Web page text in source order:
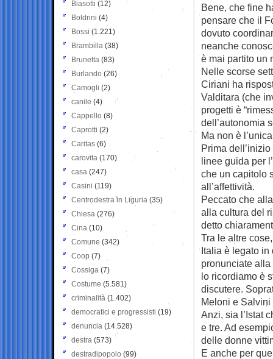
Bene, che fine
pensare che il
dovuto
neanche
è mai partito un
Nelle scorse
Ciriani ha
Valditara (che
progetti è
dell’autonomia
Ma non è
Prima
linee guida per
che un capitolo
all’affettività.
Peccato che
alla cultura del
detto
Tra le altre
Italia è legato in
pronunciate
lo ricordiamo è
discutere.
Meloni e
Anzi, sia l’Istat
e tre. Ad
delle donne
E anche per
Biasotti (12)
Boldrini (4)
Bossi (1.221)
Brambilla (38)
Brunetta (83)
Burlando (26)
Camogli (2)
canile (4)
Cappello (8)
Caprotti (2)
Caritas (6)
carovita (170)
casa (247)
Casini (119)
Centrodestra in Liguria (35)
Chiesa (276)
Cina (10)
Comune (342)
Coop (7)
Cossiga (7)
Costume (5.581)
criminalità (1.402)
democratici e progressisti (19)
denuncia (14.528)
destra (573)
destradipopolo (99)